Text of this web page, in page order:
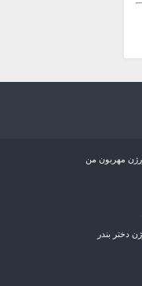
ورژن مهربون من
دختر بندر